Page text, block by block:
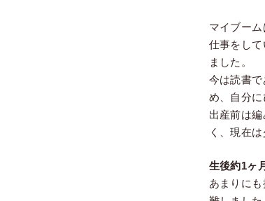
マイブーム
仕事をし
ました。
今は読書
め、自分に
出産前は
く、現在
生後約1ヶ
あまりに